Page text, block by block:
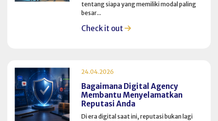
tentang siapa yang memiliki modal paling
besar...
Check it out
24.04.2026
Bagaimana Digital Agency
Membantu Menyelamatkan
Reputasi Anda
Di era digital saat ini, reputasi bukan lagi